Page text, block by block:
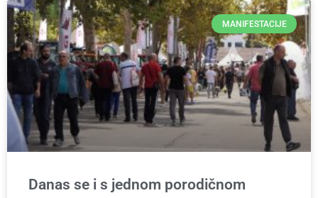
MANIFESTACIJE
Danas se i s jednom porodičnom